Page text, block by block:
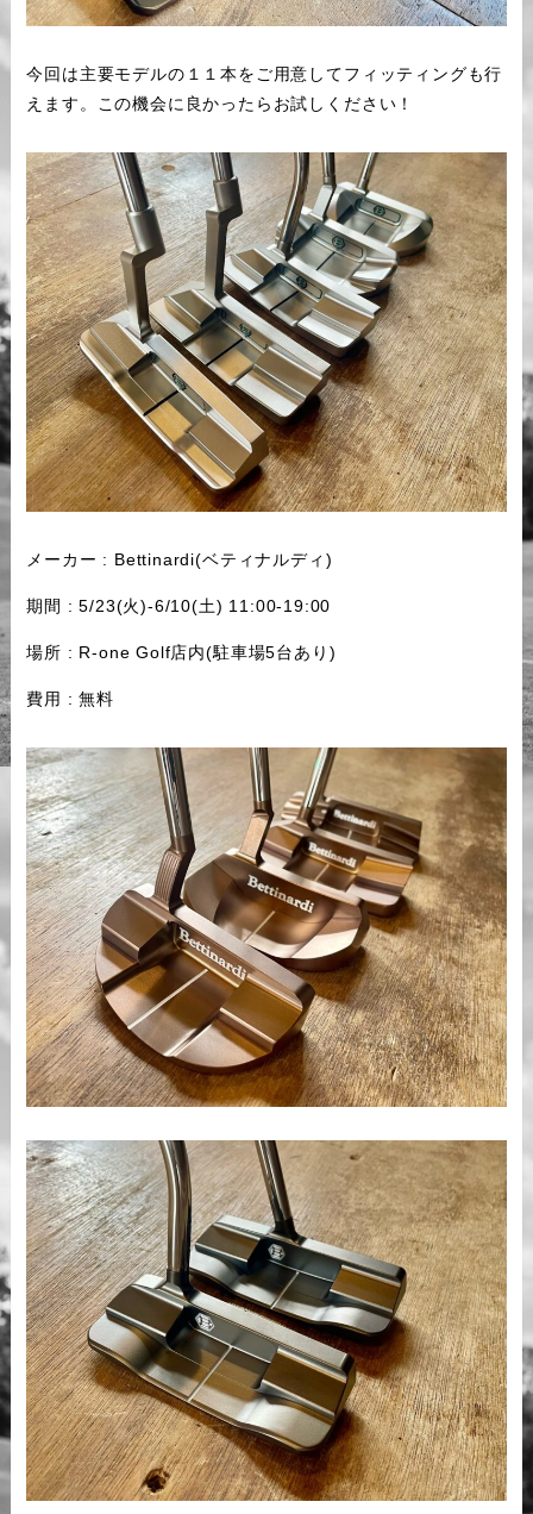
今回は主要モデルの１１本をご用意してフィッティングも行
えます。この機会に良かったらお試しください！
メーカー : Bettinardi(ベティナルディ)
期間 : 5/23(火)-6/10(土) 11:00-19:00
場所 : R-one Golf店内(駐車場5台あり)
費用 : 無料